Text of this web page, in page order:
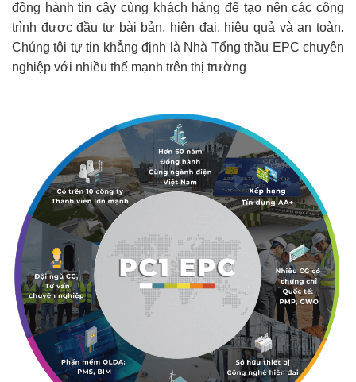
đồng hành tin cậy cùng khách hàng để tạo nên các công
trình được đầu tư bài bản, hiện đại, hiệu quả và an toàn.
Chúng tôi tự tin khẳng định là Nhà Tổng thầu EPC chuyên
nghiệp với nhiều thế mạnh trên thị trường